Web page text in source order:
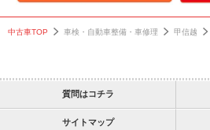
中古車TOP 車検・自動車整備・車修理 甲信越
質問はコチラ
サイトマップ